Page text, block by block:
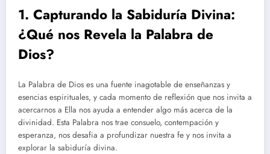
1. Capturando la Sabiduría Divina:
¿Qué nos Revela la Palabra de
Dios?
La Palabra de Dios es una fuente inagotable de enseñanzas y
esencias espirituales, y cada momento de reflexión que nos invita a
acercarnos a Ella nos ayuda a entender algo más acerca de la
divinidad. Esta Palabra nos trae consuelo, contempación y
esperanza, nos desafia a profundizar nuestra fe y nos invita a
explorar la sabiduría divina.